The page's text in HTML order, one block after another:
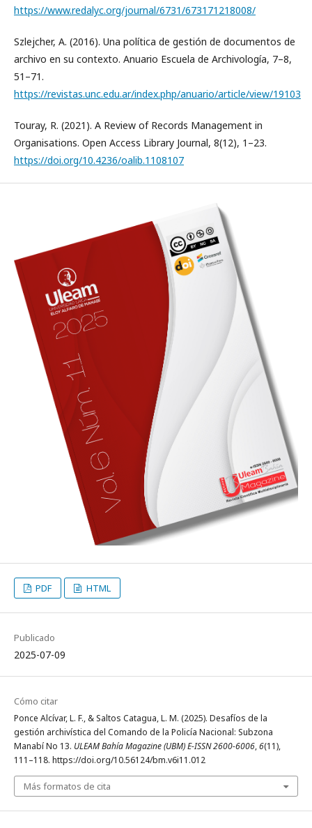
https://www.redalyc.org/journal/6731/673171218008/
Szlejcher, A. (2016). Una política de gestión de documentos de
archivo en su contexto. Anuario Escuela de Archivología, 7–8,
51–71.
https://revistas.unc.edu.ar/index.php/anuario/article/view/19103
Touray, R. (2021). A Review of Records Management in
Organisations. Open Access Library Journal, 8(12), 1–23.
https://doi.org/10.4236/oalib.1108107
PDF HTML
Publicado
2025-07-09
Cómo citar
Ponce Alcívar, L. F., & Saltos Catagua, L. M. (2025). Desafíos de la
gestión archivística del Comando de la Policía Nacional: Subzona
Manabí No 13. ULEAM Bahía Magazine (UBM) E-ISSN 2600-6006,6(11),
111–118. https://doi.org/10.56124/bm.v6i11.012
Más formatos de cita